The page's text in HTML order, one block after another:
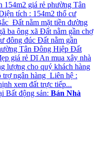
154m2 giá rẻ phường Tân
tích : 154m2 thổ cư
Đất nằm mặt tiền đường
ba ông xã Đất nằm gần chợ
đông đúc Đất nằm gần
Tân Đông Hiệp Đất
giá rẻ Dĩ An mua xây nhà
lượng cho quý khách hàng
trợ ngân hàng Liên hệ :
xem đất trực tiếp...
Bất động sản: Bán Nhà